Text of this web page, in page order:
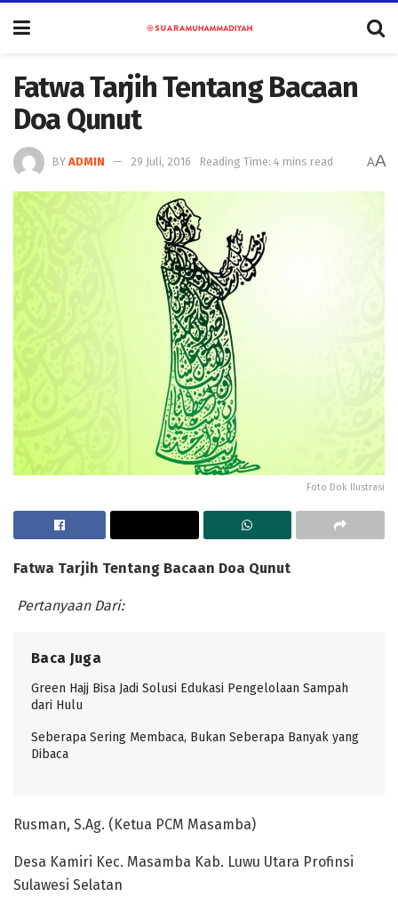
Fatwa Tarjih Tentang Bacaan
Doa Qunut
BY ADMIN 29 Juli, 2016 Reading Time: 4 mins read AA
Foto Dok Ilustrasi
Fatwa Tarjih Tentang Bacaan Doa Qunut
Pertanyaan Dari:
Baca Juga
Green Hajj Bisa Jadi Solusi Edukasi Pengelolaan Sampah
dari Hulu
Seberapa Sering Membaca, Bukan Seberapa Banyak yang
Dibaca
Rusman, S.Ag. (Ketua PCM Masamba)
Desa Kamiri Kec. Masamba Kab. Luwu Utara Profinsi
Sulawesi Selatan